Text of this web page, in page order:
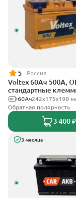
5 Россия
Voltex 60Ач 500А,
стандартные
242х175х190
60Ач
Обратная полярность
3 400 ₽
3 месяца